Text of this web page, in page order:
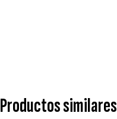
Productos similares